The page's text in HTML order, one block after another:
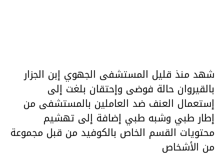
شهد منذ قليل المستشفى الجهوي إبن الجزار
بالقيروان حالة فوضى وإحتقان بلغت إلى
إستعمال العنف ضد العاملين بالمستشفى من
إطار طبي وشبه طبي إضافة إلى تهشيم
محتويات القسم الخاص بالكوفيد من قبل مجموعة
من الأشخاص